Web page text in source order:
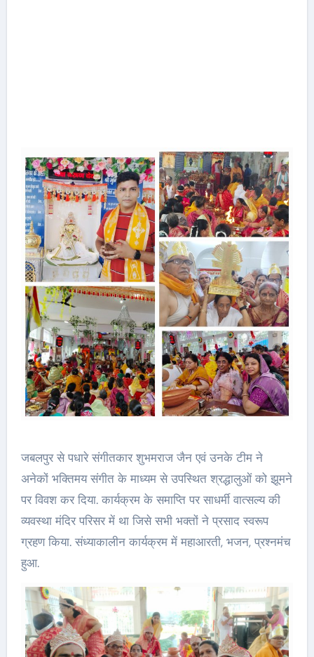
जबलपुर से पधारे संगीतकार शुभमराज जैन एवं उनके टीम ने
अनेकों भक्तिमय संगीत के माध्यम से उपस्थित श्रद्धालुओं को झूमने
पर विवश कर दिया. कार्यक्रम के समाप्ति पर साधर्मी वात्सल्य की
व्यवस्था मंदिर परिसर में था जिसे सभी भक्तों ने प्रसाद स्वरूप
ग्रहण किया. संध्याकालीन कार्यक्रम में महाआरती, भजन, प्रश्नमंच
हुआ.